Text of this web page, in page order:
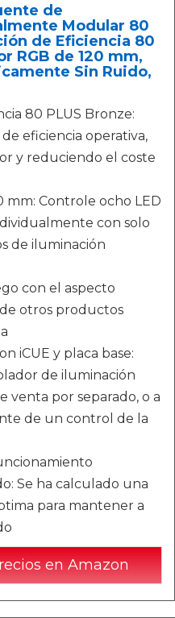
de
Modular 80
de Eficiencia 80
RGB de 120 mm,
Sin Ruido,
80 PLUS Bronze:
eficiencia operativa,
y reduciendo el coste
mm: Controle ocho LED
con solo
de iluminación
con el aspecto
otros productos
iCUE y placa base:
de iluminación
venta por separado, o a
de un control de la
Se ha calculado una
para mantener a
en Amazon